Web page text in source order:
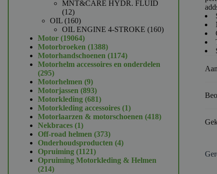
producten
MNT&CARE HYDR. FLUID
1212
producten
OIL 160160
producten
OIL ENGINE 4-STROKE 160160
Motor 1906419064
producten
Motorbroeken 13881388
producten
Motorhandschoenen 11741174
producten
Motorhelm accessoires en onderdelen
295295
producten
Motorhelmen 99
producten
Motorjassen 893893
producten
Motorkleding 681681
producten
Motorkleding accessoires 11
product
Motorlaarzen & motorschoenen 418418
Nekbraces 11
product
Off-road helmen 373373
producten
Onderhoudsproducten 44
Opruiming 11211121
producten
Opruiming Motorkleding & Helmen
214214